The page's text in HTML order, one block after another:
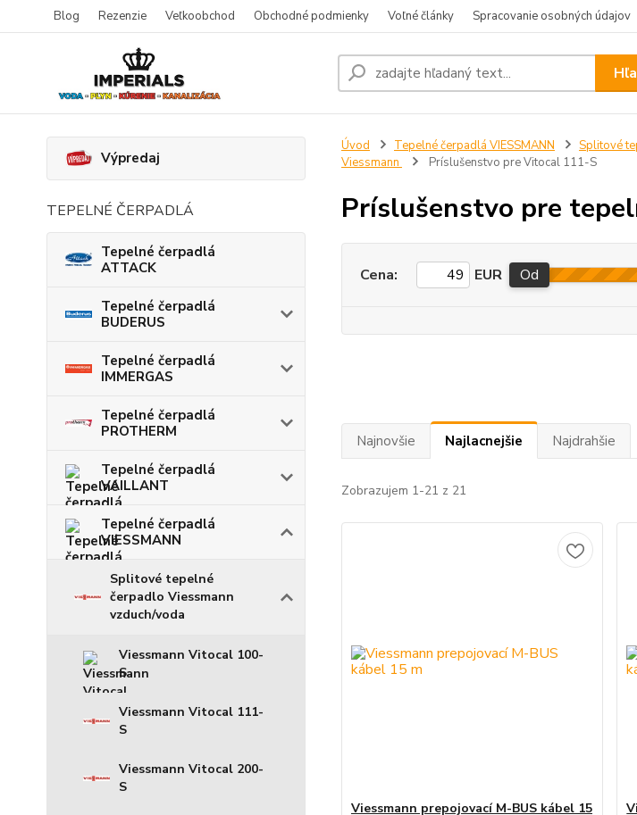
Blog Rezenzie Veľkoobchod Obchodné podmienky Voľné články Spracovanie osobných údajov
Výpredaj
TEPELNÉ ČERPADLÁ
Tepelné čerpadlá
ATTACK
Tepelné čerpadlá
BUDERUS
Tepelné čerpadlá
IMMERGAS
Tepelné čerpadlá
PROTHERM
Tepelné čerpadlá
VAILLANT
Tepelné čerpadlá
VIESSMANN
Splitové tepelné
čerpadlo Viessmann
vzduch/voda
Viessmann Vitocal 100-
S
Viessmann Vitocal 111-
S
Viessmann Vitocal 200-
S
Úvod Tepelné čerpadlá VIESSMANN Splitové
Viessmann
Príslušenstvo pre Vitocal 111-S
Príslušenstvo pre
Cena: EUR Od
Najnovšie Najlacnejšie Najdrahšie
Zobrazujem 1-21 z 21
Viessmann prepojovací M-BUS kábel 15